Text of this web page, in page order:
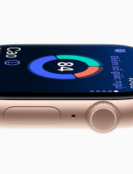
11